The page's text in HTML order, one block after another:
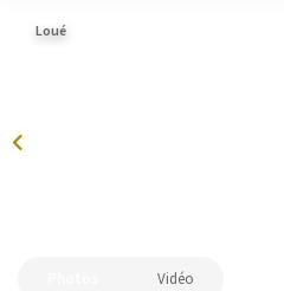
Loué
Vidéo